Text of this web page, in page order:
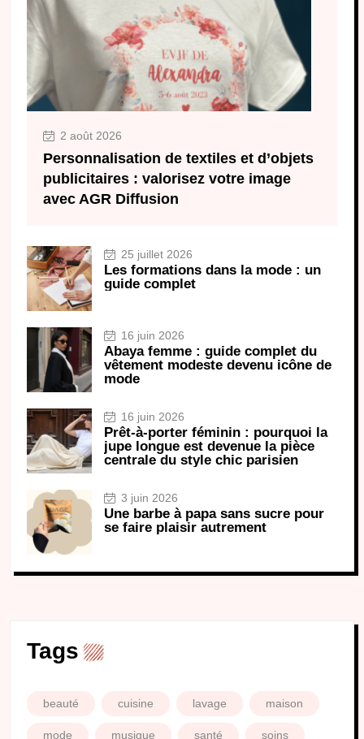
2 août 2026
Personnalisation de textiles et d’objets
publicitaires : valorisez votre image
avec AGR Diffusion
25 juillet 2026
Les formations dans la mode : un
guide complet
16 juin 2026
Abaya femme : guide complet du
vêtement modeste devenu icône de
mode
16 juin 2026
Prêt-à-porter féminin : pourquoi la
jupe longue est devenue la pièce
centrale du style chic parisien
3 juin 2026
Une barbe à papa sans sucre pour
se faire plaisir autrement
Tags
beauté cuisine lavage maison
mode musique santé soins